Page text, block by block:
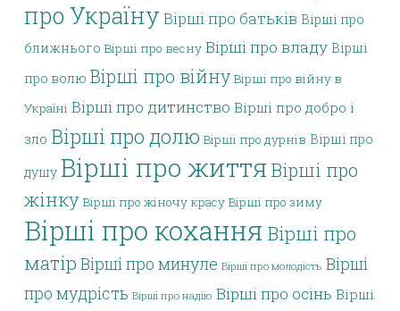
про Україну Вірші про батьків Вірші про
ближнього Вірші про весну Вірші про владу Вірші
про волю Вірші про війну Вірші про війну в
Україні Вірші про дитинство Вірші про добро і
зло Вірші про долю Вірші про дурнів Вірші про
душу Вірші про життя Вірші про
жінку Вірші про жіночу красу Вірші про зиму
Вірші про кохання Вірші про
матір Вірші про минуле Вірші про молодість Вірші
про мудрість Вірші про надію Вірші про осінь Вірші